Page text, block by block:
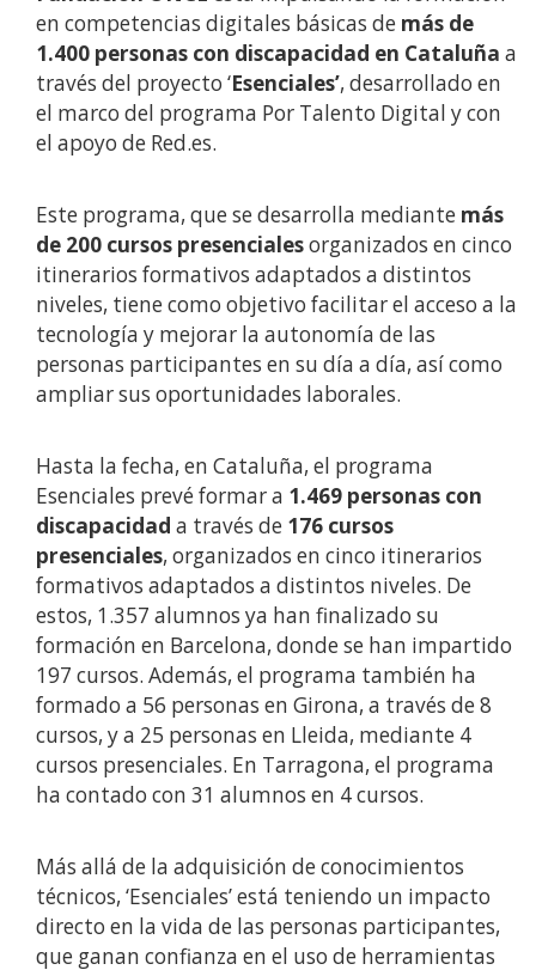
en competencias digitales básicas de más de
1.400 personas con discapacidad en Cataluña a
través del proyecto ‘Esenciales’, desarrollado en
el marco del programa Por Talento Digital y con
el apoyo de Red.es.
Este programa, que se desarrolla mediante más
de 200 cursos presencialesorganizados en cinco
itinerarios formativos adaptados a distintos
niveles, tiene como objetivo facilitar el acceso a la
tecnología y mejorar la autonomía de las
personas participantes en su día a día, así como
ampliar sus oportunidades laborales.
Hasta la fecha, en Cataluña, el programa
Esenciales prevé formar a 1.469 personas con
discapacidad a través de 176 cursos
presenciales, organizados en cinco itinerarios
formativos adaptados a distintos niveles. De
estos, 1.357 alumnos ya han finalizado su
formación en Barcelona, donde se han impartido
197 cursos. Además, el programa también ha
formado a 56 personas en Girona, a través de 8
cursos, y a 25 personas en Lleida, mediante 4
cursos presenciales. En Tarragona, el programa
ha contado con 31 alumnos en 4 cursos.
Más allá de la adquisición de conocimientos
técnicos, ‘Esenciales’ está teniendo un impacto
directo en la vida de las personas participantes,
que ganan confianza en el uso de herramientas